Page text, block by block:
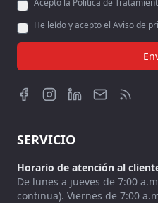
Acepto la Política de
He leído y acepto el Aviso de
SERVICIO
Horario de atención al
De lunes a jueves de 7:00
continua). Viernes de 7:00